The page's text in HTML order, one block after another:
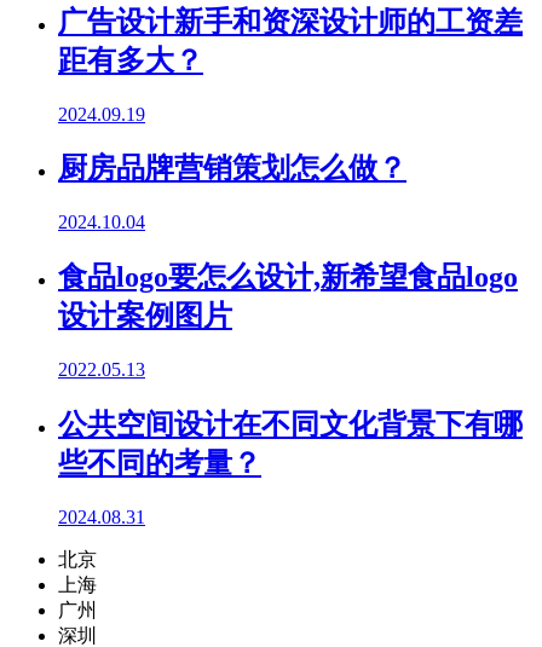
广告设计新手和资深设计师的工资差
距有多大？
2024.09.19
厨房品牌营销策划怎么做？
2024.10.04
食品logo要怎么设计,新希望食品logo
设计案例图片
2022.05.13
公共空间设计在不同文化背景下有哪
些不同的考量？
2024.08.31
北京
上海
广州
深圳